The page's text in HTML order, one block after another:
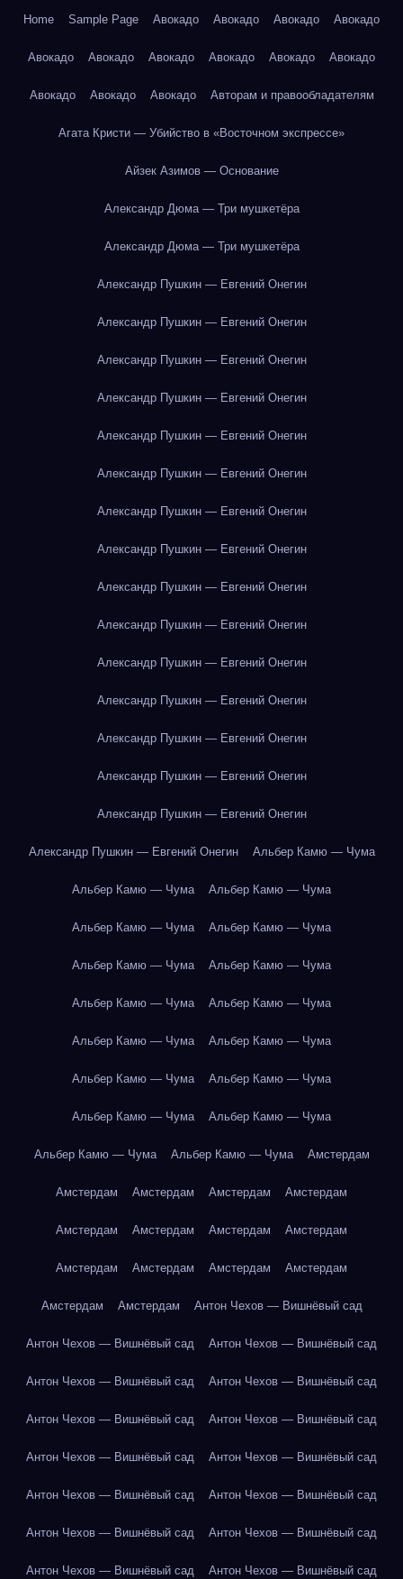
Home Sample Page Авокадо Авокадо Авокадо Авокадо
Авокадо Авокадо Авокадо Авокадо Авокадо Авокадо
Авокадо Авокадо Авокадо Авторам и правообладателям
Агата Кристи — Убийство в «Восточном экспрессе»
Айзек Азимов — Основание
Александр Дюма — Три мушкетёра
Александр Дюма — Три мушкетёра
Александр Пушкин — Евгений Онегин
Александр Пушкин — Евгений Онегин
Александр Пушкин — Евгений Онегин
Александр Пушкин — Евгений Онегин
Александр Пушкин — Евгений Онегин
Александр Пушкин — Евгений Онегин
Александр Пушкин — Евгений Онегин
Александр Пушкин — Евгений Онегин
Александр Пушкин — Евгений Онегин
Александр Пушкин — Евгений Онегин
Александр Пушкин — Евгений Онегин
Александр Пушкин — Евгений Онегин
Александр Пушкин — Евгений Онегин
Александр Пушкин — Евгений Онегин
Александр Пушкин — Евгений Онегин
Александр Пушкин — Евгений Онегин Альбер Камю — Чума
Альбер Камю — Чума Альбер Камю — Чума
Альбер Камю — Чума Альбер Камю — Чума
Альбер Камю — Чума Альбер Камю — Чума
Альбер Камю — Чума Альбер Камю — Чума
Альбер Камю — Чума Альбер Камю — Чума
Альбер Камю — Чума Альбер Камю — Чума
Альбер Камю — Чума Альбер Камю — Чума
Альбер Камю — Чума Альбер Камю — Чума Амстердам
Амстердам Амстердам Амстердам Амстердам
Амстердам Амстердам Амстердам Амстердам
Амстердам Амстердам Амстердам Амстердам
Амстердам Амстердам Антон Чехов — Вишнёвый сад
Антон Чехов — Вишнёвый сад Антон Чехов — Вишнёвый сад
Антон Чехов — Вишнёвый сад Антон Чехов — Вишнёвый сад
Антон Чехов — Вишнёвый сад Антон Чехов — Вишнёвый сад
Антон Чехов — Вишнёвый сад Антон Чехов — Вишнёвый сад
Антон Чехов — Вишнёвый сад Антон Чехов — Вишнёвый сад
Антон Чехов — Вишнёвый сад Антон Чехов — Вишнёвый сад
Антон Чехов — Вишнёвый сад Антон Чехов — Вишнёвый сад